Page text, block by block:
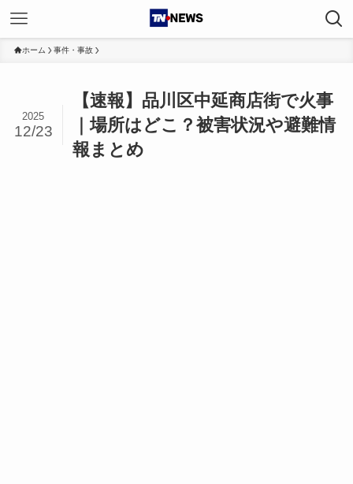
ホーム 事件・事故
【速報】品川区中延商店街で火事
｜場所はどこ？被害状況や避難情
報まとめ
2025
12/23